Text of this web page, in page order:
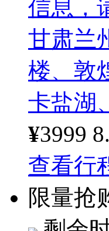
信息，
甘肃兰
楼、敦
卡盐湖
¥3999
查看行
限量抢